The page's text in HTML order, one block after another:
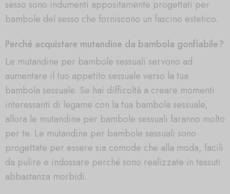
sesso sono indumenti appositamente progettati per
bambole del sesso che forniscono un fascino estetico.
Perché acquistare mutandine da bambola gonfiabile?
Le mutandine per bambole sessuali servono ad
aumentare il tuo appetito sessuale verso la tua
bambola sessuale. Se hai difficoltà a creare momenti
interessanti di legame con la tua bambola sessuale,
allora le mutandine per bambole sessuali faranno molto
per te. Le mutandine per bambole sessuali sono
progettate per essere sia comode che alla moda, facili
da pulire e indossare perché sono realizzate in tessuti
abbastanza morbidi.